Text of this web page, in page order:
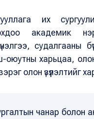
их
академик
судалгааны
оюутны харьцаа,
олон үзүүлэлтийг
чанар болон